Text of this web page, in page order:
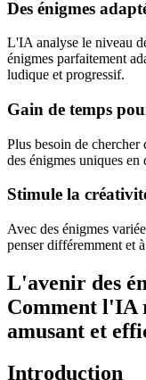
Des énigmes
L'IA analyse le niveau
énigmes parfaitement
ludique et progressif.
Gain de temps
Plus besoin de chercher
des énigmes uniques en
Stimule la
Avec des énigmes
penser différemment et
L'avenir des
Comment l'IA
amusant et
Introduction